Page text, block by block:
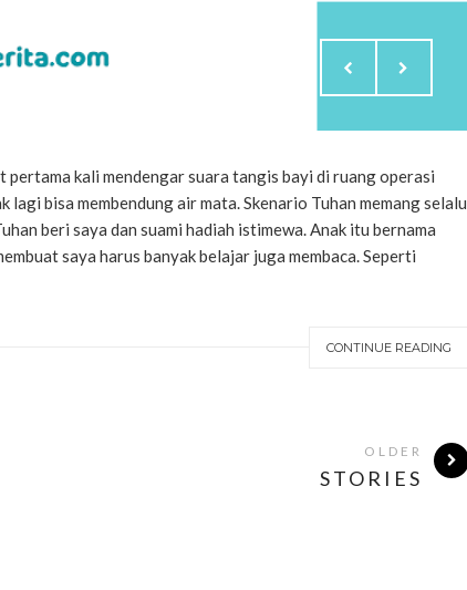
pertama kali mendengar suara tangis bayi di ruang operasi
lagi bisa membendung air mata. Skenario Tuhan memang selalu
beri saya dan suami hadiah istimewa. Anak itu bernama
saya harus banyak belajar juga membaca. Seperti
CONTINUE READING
OLDER
STORIES